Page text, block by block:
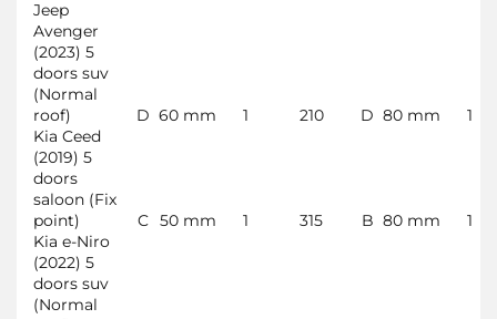
Jeep
Avenger
(2023) 5
doors suv
(Normal
roof)
D 60 mm 1 210 D 80 mm
1
Kia Ceed
(2019) 5
doors
saloon (Fix
point)
C 50 mm 1 315 B 80 mm
1
Kia e-Niro
(2022) 5
doors suv
(Normal